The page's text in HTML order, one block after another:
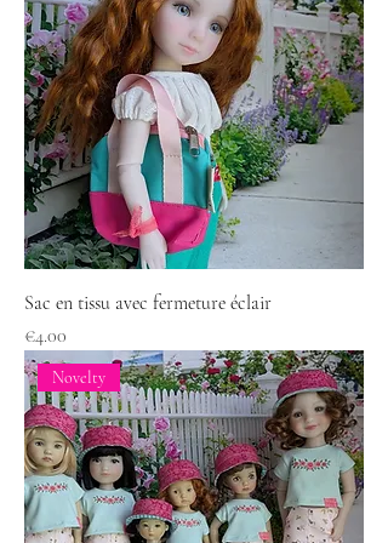
Sac en tissu avec fermeture éclair
Price
€4.00
Novelty